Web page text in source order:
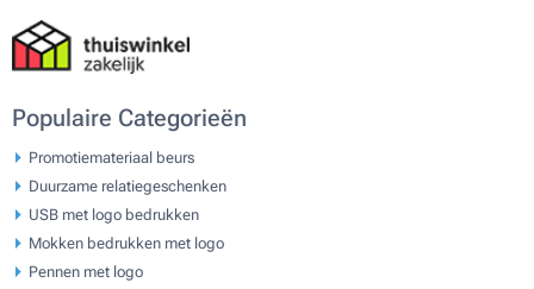
Populaire Categorieën
Promotiemateriaal beurs
Duurzame relatiegeschenken
USB met logo bedrukken
Mokken bedrukken met logo
Pennen met logo